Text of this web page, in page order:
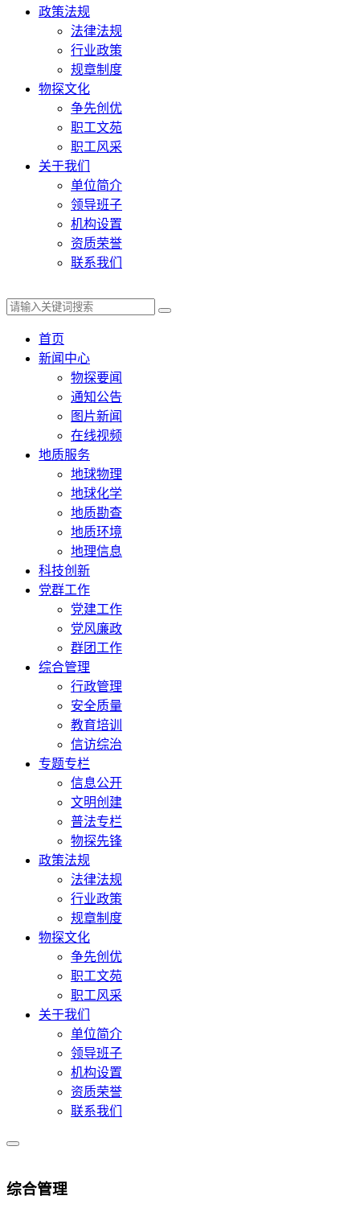
政策法规
法律法规
行业政策
规章制度
物探文化
争先创优
职工文苑
职工风采
关于我们
单位简介
领导班子
机构设置
资质荣誉
联系我们
首页
新闻中心
物探要闻
通知公告
图片新闻
在线视频
地质服务
地球物理
地球化学
地质勘查
地质环境
地理信息
科技创新
党群工作
党建工作
党风廉政
群团工作
综合管理
行政管理
安全质量
教育培训
信访综治
专题专栏
信息公开
文明创建
普法专栏
物探先锋
政策法规
法律法规
行业政策
规章制度
物探文化
争先创优
职工文苑
职工风采
关于我们
单位简介
领导班子
机构设置
资质荣誉
联系我们
综合管理